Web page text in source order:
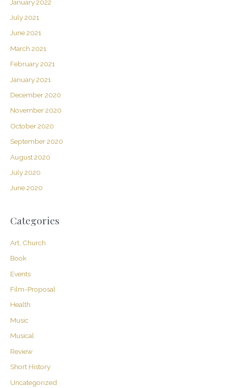
January 2022
July 2021
June 2021
March 2021
February 2021
January 2021
December 2020
November 2020
October 2020
September 2020
August 2020
July 2020
June 2020
Categories
Art, Church
Book
Events
Film-Proposal
Health
Music
Musical
Review
Short History
Uncategorized